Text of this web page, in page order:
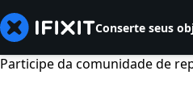
Conserte seus
Participe da comunidade de